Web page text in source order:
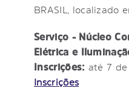
BRASIL, localizado
Serviço - Núcleo
Elétrica e
Inscrições: até 7 de
Inscrições